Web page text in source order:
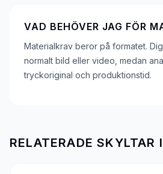
VAD BEHÖVER JAG FÖR
Materialkrav beror på formatet.
normalt bild eller video, medan
tryckoriginal och produktionstid.
RELATERADE SKYLTAR